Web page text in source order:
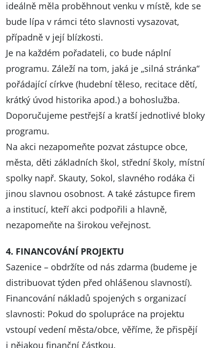
ideálně měla proběhnout venku v místě, kde se
bude lípa v rámci této slavnosti vysazovat,
případně v její blízkosti.
Je na každém pořadateli, co bude náplní
programu. Záleží na tom, jaká je „silná stránka“
pořádající církve (hudební těleso, recitace dětí,
krátký úvod historika apod.) a bohoslužba.
Doporučujeme pestřejší a kratší jednotlivé bloky
programu.
Na akci nezapomeňte pozvat zástupce obce,
města, děti základních škol, střední školy, místní
spolky např. Skauty, Sokol, slavného rodáka či
jinou slavnou osobnost. A také zástupce firem
a institucí, kteří akci podpořili a hlavně,
nezapomeňte na širokou veřejnost.
4. FINANCOVÁNÍ PROJEKTU
Sazenice – obdržíte od nás zdarma (budeme je
distribuovat týden před ohlášenou slavností).
Financování nákladů spojených s organizací
slavnosti: Pokud do spolupráce na projektu
vstoupí vedení města/obce, věříme, že přispějí
i nějakou finanční částkou.